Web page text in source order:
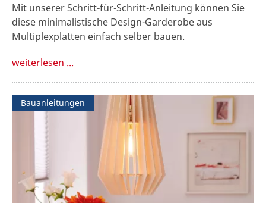
Mit unserer Schritt-für-Schritt-Anleitung können Sie
diese minimalistische Design-Garderobe aus
Multiplexplatten einfach selber bauen.
weiterlesen ...
Bauanleitungen